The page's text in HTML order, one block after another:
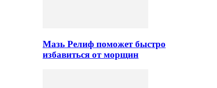
Мазь Релиф поможет быстро
избавиться от морщин